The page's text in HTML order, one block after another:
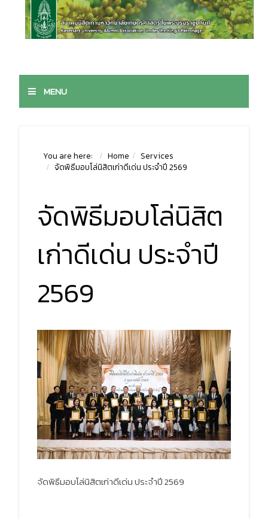
MENU
You are here: Home
Services
จัดพิธีมอบโล่นิสิตเก่าดีเด่น ประจำปี 2569
จัดพิธีมอบโล่นิสิต
เก่าดีเด่น ประจำปี
2569
จัดพิธีมอบโล่นิสิตเก่าดีเด่น ประจำปี 2569